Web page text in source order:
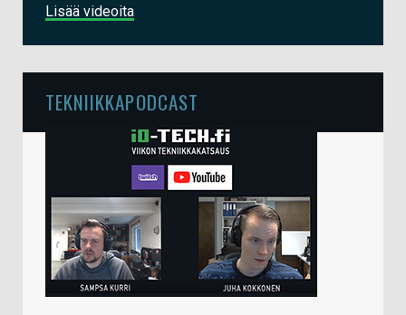
Lisää videoita
TEKNIIKKAPODCAST